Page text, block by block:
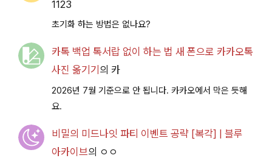
1123
초기화 하는 방법은 없나요?
카톡 백업 톡서랍 없이 하는 법 새 폰으로 카카오톡
사진 옮기기 의 카
2026년 7월 기준으로 안 됩니다. 카카오에서 막은 듯해
요.
비밀의 미드나잇 파티 이벤트 공략 [복각] | 블루
아카이브의 ㅇㅇ